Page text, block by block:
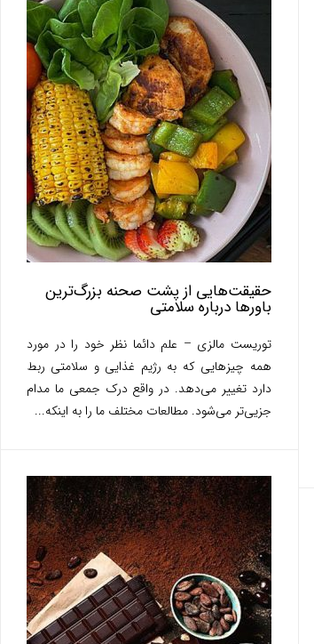
حقیقت‌هایی از پشت صحنه بزرگ‌ترین
باورها درباره سلامتی
توریست مالزی – علم دائما نظر خود را در مورد
همه چیزهایی که به رژیم غذایی و سلامتی ربط
دارد تغییر می‌دهد. در واقع درک جمعی ما مدام
جزیی‌تر می‌شود. مطالعات مختلف ما را به اینکه...